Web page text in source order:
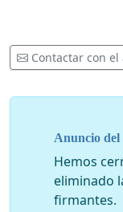
Contactar con
Anuncio del
Hemos
eliminado
firmantes.